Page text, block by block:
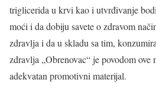
triglicerida u krvi kao i utvrđivanje
moći i da dobiju savete o zdravom
zdravlja i da u skladu sa tim,
zdravlja „Obrenovac“ je povodom ove
adekvatan promotivni materijal.